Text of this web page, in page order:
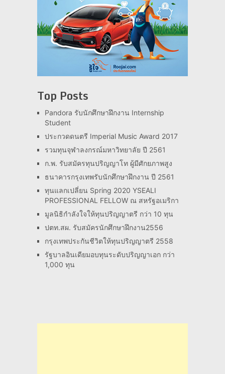
Top Posts
Pandora รับนักศึกษาฝึกงาน Internship
Student
ประกวดดนตรี Imperial Music Award 2017
รวมทุนจุฬาลงกรณ์มหาวิทยาลัย ปี 2561
ก.พ. รับสมัครทุนปริญญาโท ผู้มีศักยภาพสูง
ธนาคารกรุงเทพรับนักศึกษาฝึกงาน ปี 2561
ทุนแลกเปลี่ยน Spring 2020 YSEALI
PROFESSIONAL FELLOW ณ สหรัฐอเมริกา
มูลนิธิกำลังใจให้ทุนปริญญาตรี กว่า 10 ทุน
ปตท.สผ. รับสมัครนักศึกษาฝึกงาน2556
กรุงเทพประกันชีวิตให้ทุนปริญญาตรี 2558
รัฐบาลอินเดียมอบทุนระดับปริญญาเอก กว่า
1,000 ทุน